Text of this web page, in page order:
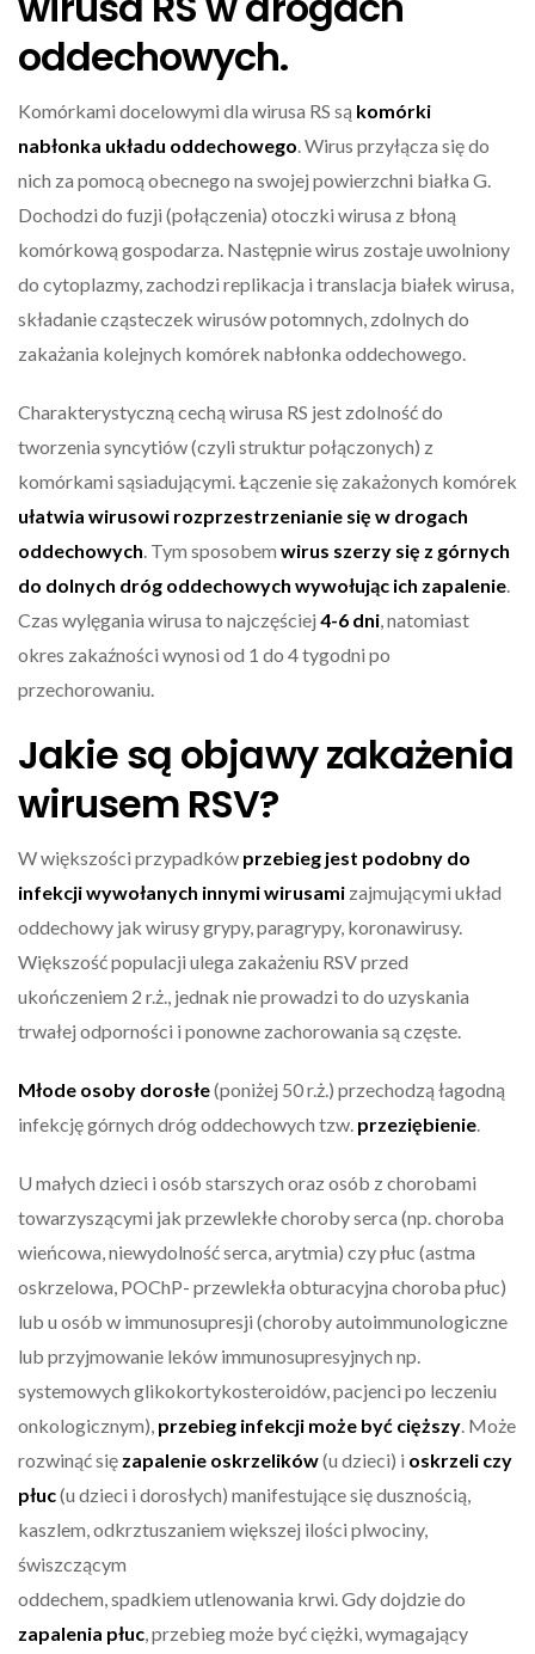
oddechowych.
Komórkami docelowymi dla wirusa RS są komórki
nabłonka układu oddechowego . Wirus przyłącza się do
nich za pomocą obecnego na swojej powierzchni białka G.
Dochodzi do fuzji (połączenia) otoczki wirusa z błoną
komórkową gospodarza. Następnie wirus zostaje uwolniony
do cytoplazmy, zachodzi replikacja i translacja białek wirusa,
składanie cząsteczek wirusów potomnych, zdolnych do
zakażania kolejnych komórek nabłonka oddechowego.
Charakterystyczną cechą wirusa RS jest zdolność do
tworzenia syncytiów (czyli struktur połączonych) z
komórkami sąsiadującymi. Łączenie się zakażonych komórek
ułatwia wirusowi rozprzestrzenianie się w drogach
oddechowych . Tym sposobem wirus szerzy się z górnych
do dolnych dróg oddechowych wywołując ich zapalenie
Czas wylęgania wirusa to najczęściej 4-6 dni , natomiast
okres zakaźności wynosi od 1 do 4 tygodni po
przechorowaniu.
Jakie są objawy zakażenia
wirusem RSV?
W większości przypadków przebieg jest podobny do
infekcji wywołanych innymi wirusami zajmującymi układ
oddechowy jak wirusy grypy, paragrypy, koronawirusy.
Większość populacji ulega zakażeniu RSV przed
ukończeniem 2 r.ż., jednak nie prowadzi to do uzyskania
trwałej odporności i ponowne zachorowania są częste.
Młode osoby dorosłe(poniżej 50 r.ż.) przechodzą łagodną
infekcję górnych dróg oddechowych tzw. przeziębienie
U małych dzieci i osób starszych oraz osób z chorobami
towarzyszącymi jak przewlekłe choroby serca (np. choroba
wieńcowa, niewydolność serca, arytmia) czy płuc (astma
oskrzelowa, POChP- przewlekła obturacyjna choroba płuc)
lub u osób w immunosupresji (choroby autoimmunologiczne
lub przyjmowanie leków immunosupresyjnych np.
systemowych glikokortykosteroidów, pacjenci po leczeniu
onkologicznym), przebieg infekcji może być cięższy . Może
rozwinąć się zapalenie oskrzelików(u dzieci) i oskrzeli czy
płuc(u dzieci i dorosłych) manifestujące się dusznością,
kaszlem, odkrztuszaniem większej ilości plwociny,
świszczącym
oddechem, spadkiem utlenowania krwi. Gdy dojdzie do
zapalenia płuc , przebieg może być ciężki, wymagający